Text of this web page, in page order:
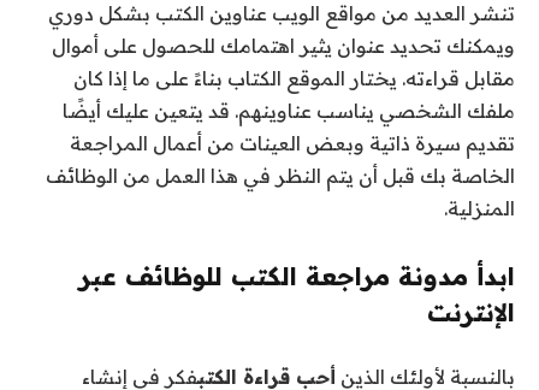
تنشر العديد من مواقع الويب عناوين الكتب بشكل دوري
ويمكنك تحديد عنوان يثير اهتمامك للحصول على أموال
مقابل قراءته. يختار الموقع الكتاب بناءً على ما إذا كان
ملفك الشخصي يناسب عناوينهم. قد يتعين عليك أيضًا
تقديم سيرة ذاتية وبعض العينات من أعمال المراجعة
الخاصة بك قبل أن يتم النظر في هذا العمل من الوظائف
المنزلية.
ابدأ مدونة مراجعة الكتب للوظائف عبر
الإنترنت
بالنسبة لأولئك الذين أحب قراءة الكتبفكر في إنشاء